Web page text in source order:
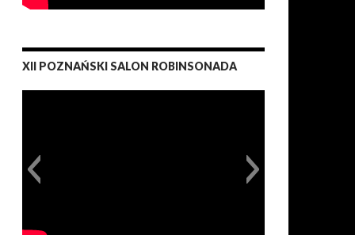
XII POZNAŃSKI SALON ROBINSONADA